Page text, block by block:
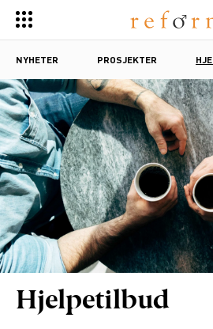
NYHETER PROSJEKTER
Hjelpetilbud